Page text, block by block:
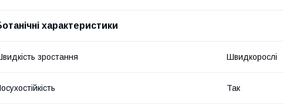
характеристики
зростання Швидкорослі
Так